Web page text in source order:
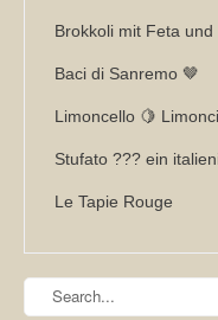
Brokkoli mit Feta und
Baci di Sanremo 🤎
Limoncello 🍋
Stufato ??? ein
Le Tapie Rouge